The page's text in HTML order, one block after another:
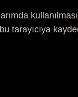
tarayıcıya